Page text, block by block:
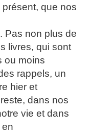
que nos
Pas non plus de
livres, qui sont
ou moins
rappels, un
hier et
dans nos
vie et dans